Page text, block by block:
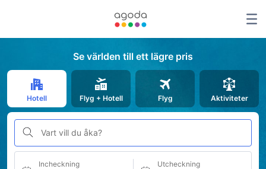
Se världen till ett lägre pris
Hotell Flyg + Hotell Flyg Aktiviteter
Vart vill du åka?
Incheckning Utcheckning